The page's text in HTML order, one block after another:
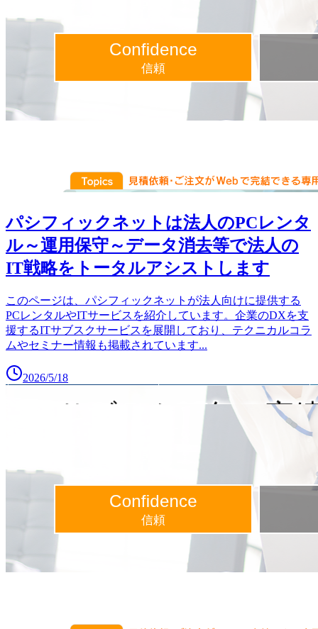
パシフィックネットは法人のPCレンタ
ル～運用保守～データ消去等で法人の
IT戦略をトータルアシストします
このページは、パシフィックネットが法人向けに提供する
PCレンタルやITサービスを紹介しています。企業のDXを支
援するITサブスクサービスを展開しており、テクニカルコラ
ムやセミナー情報も掲載されています...
2026/5/18